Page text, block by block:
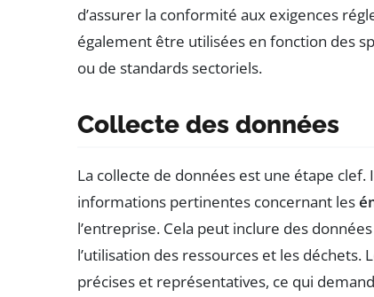
d’assurer la conformité aux exigences
également être utilisées en fonction des
ou de standards sectoriels.
Collecte des données
La collecte de données est une étape
informations pertinentes concernant les
l’entreprise. Cela peut inclure des
l’utilisation des ressources et les déchets.
précises et représentatives, ce qui